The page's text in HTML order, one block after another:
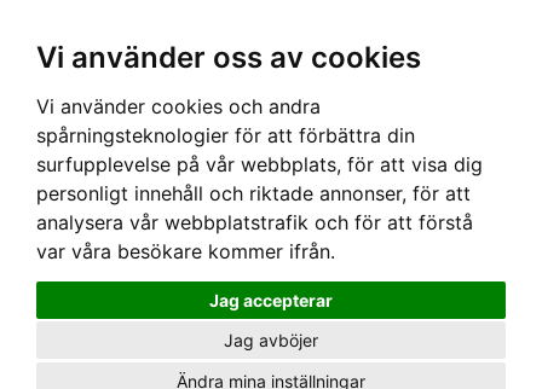
Vi använder oss av cookies
Vi använder cookies och andra
spårningsteknologier för att förbättra din
surfupplevelse på vår webbplats, för att visa dig
personligt innehåll och riktade annonser, för att
analysera vår webbplatstrafik och för att förstå
var våra besökare kommer ifrån.
Jag accepterar
Jag avböjer
Ändra mina inställningar
Hem› ACCESSOARER ›SMYCKEN› ROCKABELLA DREAMS EARRINGS - BOOMERANG
SMALL COPPER